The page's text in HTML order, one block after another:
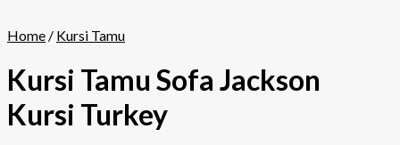
Home / Kursi Tamu
Kursi Tamu Sofa Jackson
Kursi Turkey